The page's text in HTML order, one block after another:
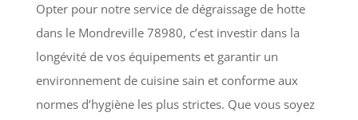
Opter pour notre service de dégraissage de hotte
dans le Mondreville 78980, c’est investir dans la
longévité de vos équipements et garantir un
environnement de cuisine sain et conforme aux
normes d’hygiène les plus strictes. Que vous soyez